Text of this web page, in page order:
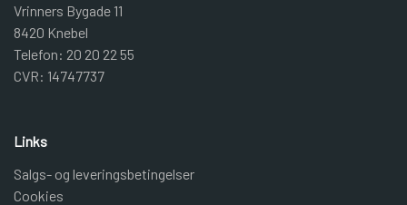
Vrinners Bygade 11
8420 Knebel
Telefon: 20 20 22 55
CVR: 14747737
Links
Salgs- og leveringsbetingelser
Cookies